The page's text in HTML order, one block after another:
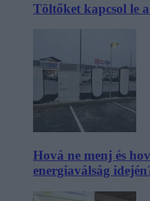
Töltőket kapcsol le
Hová ne menj és
energiaválság